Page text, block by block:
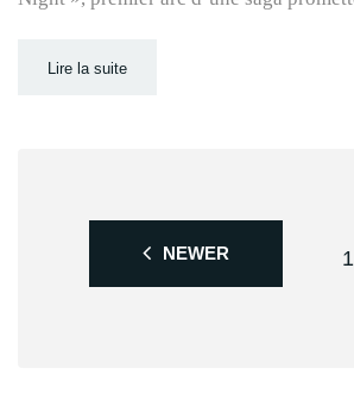
Lire la suite
NEWER 1